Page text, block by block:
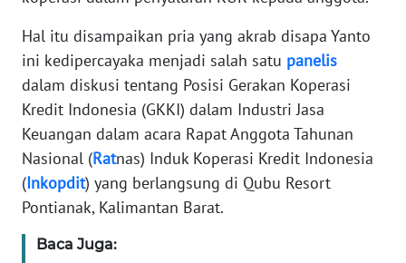
Hal itu disampaikan pria yang akrab disapa Yanto
ini kedipercayaka menjadi salah satu panelis
dalam diskusi tentang Posisi Gerakan Koperasi
Kredit Indonesia (GKKI) dalam Industri Jasa
Keuangan dalam acara Rapat Anggota Tahunan
Nasional (Ratnas) Induk Koperasi Kredit Indonesia
(Inkopdit) yang berlangsung di Qubu Resort
Pontianak, Kalimantan Barat.
Baca Juga:
REDAKSI
KARIR
DISCLAIMER
Wahana
News
Regional
SUMUT